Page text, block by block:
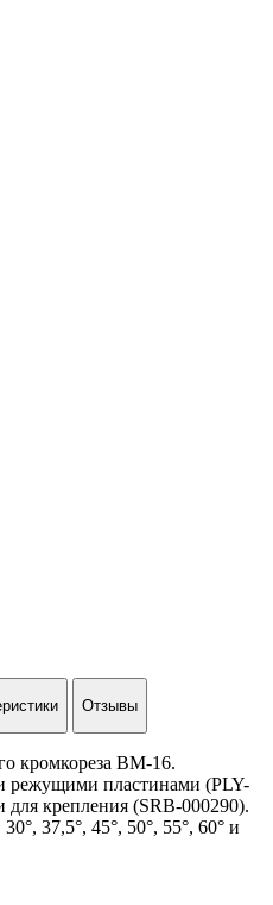
Отзывы
кромкореза BM-16.
режущими пластинами (PLY-
для крепления (SRB-000290).
37,5°, 45°, 50°, 55°, 60° и